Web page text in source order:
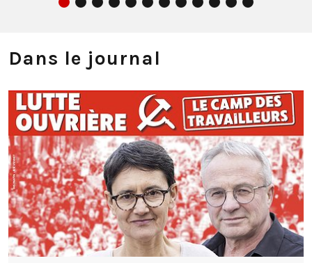
Dans le journal